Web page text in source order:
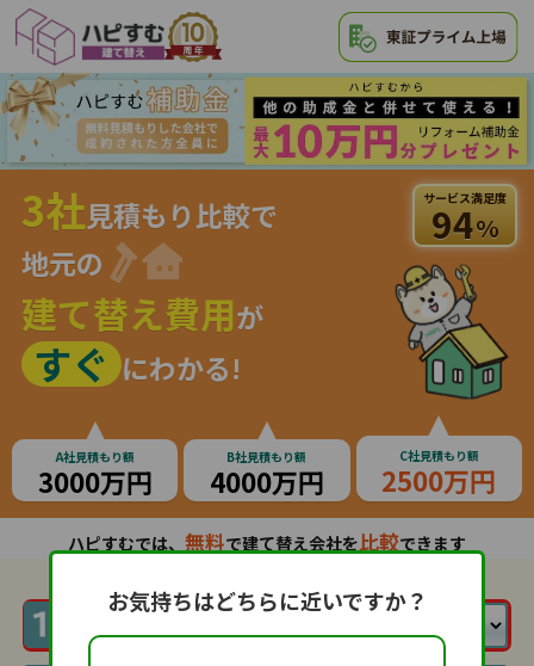
3社見積もり比較で
地元の
建て替え費用が
すぐ にわかる!
サービス満足度
94%
A社見積もり額
3000万円
B社見積もり額
4000万円
C社見積もり額
2500万円
ハピすむでは、 無料で建て替え会社を比較できます
お気持ちはどちらに近いですか？